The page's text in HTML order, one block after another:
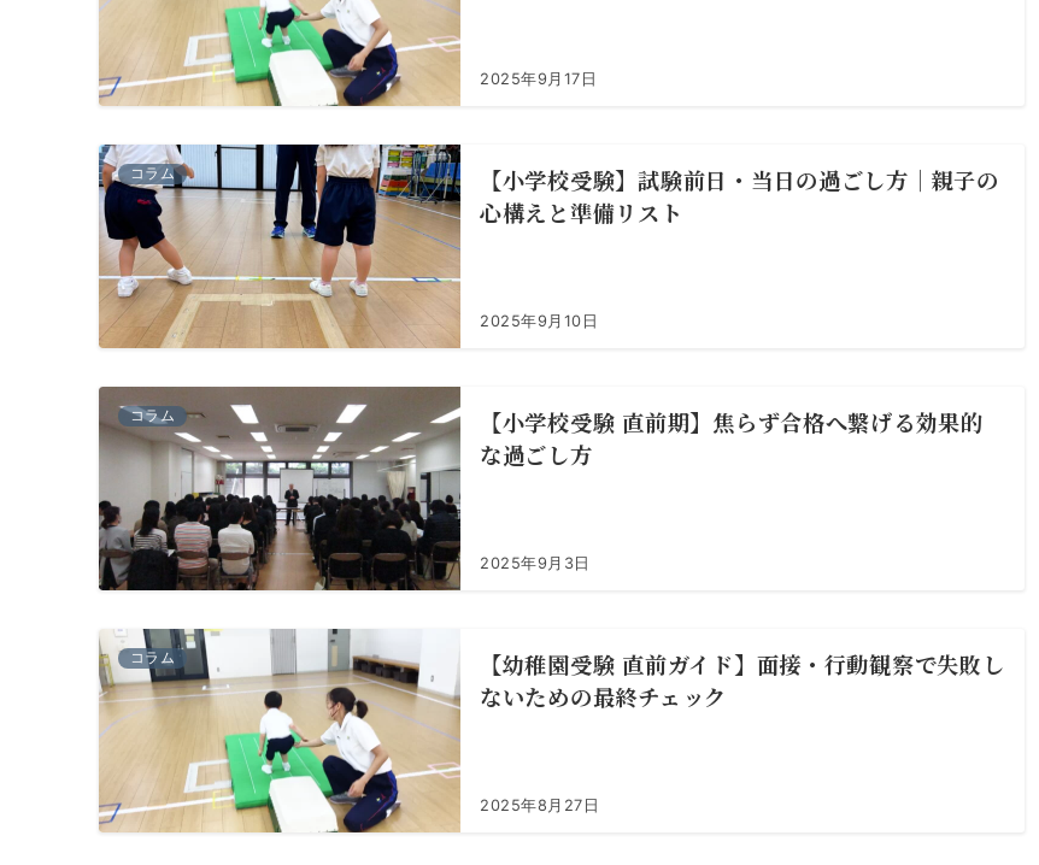
2025年9月17日
コラム
【小学校受験】試験前日・当日の過ごし方｜親子の
心構えと準備リスト
2025年9月10日
コラム
【小学校受験 直前期】焦らず合格へ繋げる効果的
な過ごし方
2025年9月3日
コラム
【幼稚園受験 直前ガイド】面接・行動観察で失敗し
ないための最終チェック
2025年8月27日